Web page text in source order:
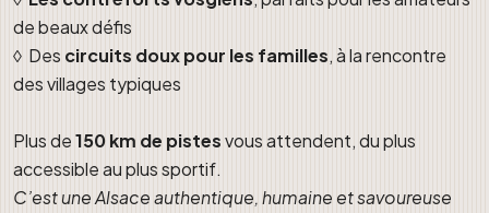
de beaux défis
◊ Des circuits doux pour les familles, à la rencontre
des villages typiques
Plus de150 km de pistesvous attendent, du plus
accessible au plus sportif.
C’est une Alsace authentique, humaine et savoureuse